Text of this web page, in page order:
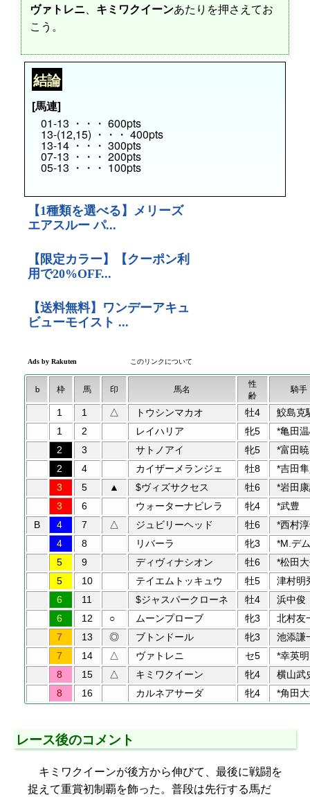
ヴァトレニ、 キミワクイーンあたりを押さえてお
こう。
結論
[馬連]
01-13 ・・・ 600pts
13-(12,15) ・・・ 400pts
13-14 ・・・ 300pts
07-13 ・・・ 200pts
05-13 ・・・ 100pts
b 枠 馬 印 馬名
性
齢
騎手
1 1 △ トウシンマカオ 牡4
鮫島克
1
2 レイハリア 牝5
*亀田
2
3 サトノアイ 牝5
*富田暁
2
4 カイザーメランジェ 牡8
*吉田
3
5 ▲ $ヴィズサクセス 牡6
*岩田
3
6 ウォーターナビレラ 牝4
*武豊
B
4 7 △ ジュビリーヘッド 牡6
*西村
4
8 リバーラ 牝3
*M.デ
5
9 ディヴィナシオン 牡6
*松田
5
10 テイエムトッキュウ 牡5
津村明
6
11 $ジャスパークローネ 牡4
浜中俊
6
12 ○ ムーンプローブ 牝3
北村友
7
13 ◎ ブトンドール 牝3
池添謙
7
14 △ ヴァトレニ セ5
*幸英明
8
15 △ キミワクイーン 牝4
横山武
8
16 カルネアサーダ 牝4 *角田
レース後のコメント
キミワクイーンが後方から伸びて、最後に戦闘を
捉えて重賞初制覇を飾った。普段は先行する馬だ